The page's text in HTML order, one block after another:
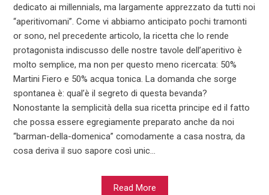
dedicato ai millennials, ma largamente apprezzato da tutti noi
“aperitivomani”. Come vi abbiamo anticipato pochi tramonti
or sono, nel precedente articolo, la ricetta che lo rende
protagonista indiscusso delle nostre tavole dell’aperitivo è
molto semplice, ma non per questo meno ricercata: 50%
Martini Fiero e 50% acqua tonica. La domanda che sorge
spontanea è: qual’è il segreto di questa bevanda?
Nonostante la semplicità della sua ricetta principe ed il fatto
che possa essere egregiamente preparato anche da noi
“barman-della-domenica” comodamente a casa nostra, da
cosa deriva il suo sapore così unic...
Read More